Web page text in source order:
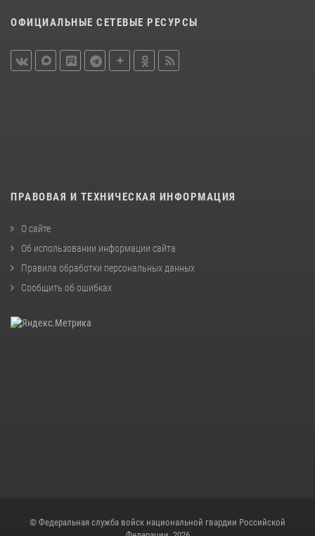
ОФИЦИАЛЬНЫЕ СЕТЕВЫЕ РЕСУРСЫ
ПРАВОВАЯ И ТЕХНИЧЕСКАЯ ИНФОРМАЦИЯ
О сайте
Об использовании информации сайта
Правила обработки персональных данных
Сообщить об ошибках
© Федеральная служба войск национальной гвардии Российской